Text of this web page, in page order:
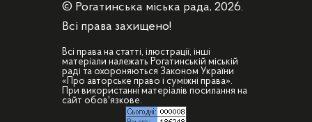
© Рогатинська міська рада, 2026.
Всі права захищено!
Всі права на статті, ілюстрації, інші
матеріали належать Рогатинській міській
раді та охороняються Законом України
«Про авторське право і суміжні права».
При використанні матеріалів посилання на
сайт обов'язкове.